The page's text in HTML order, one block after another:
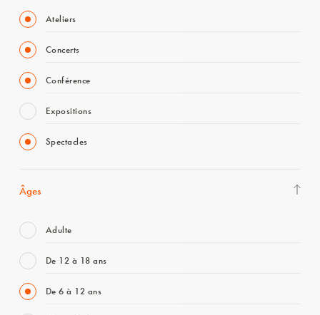
Ateliers
Concerts
Conférence
Expositions
Spectacles
Âges
Adulte
De 12 à 18 ans
De 6 à 12 ans